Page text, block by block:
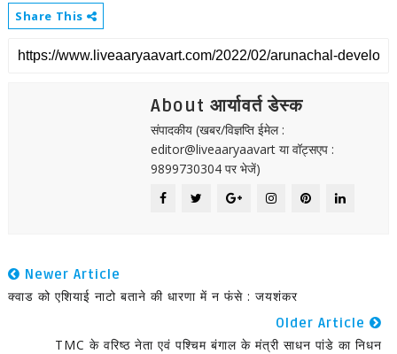
Share This
About आर्यावर्त डेस्क
संपादकीय (खबर/विज्ञप्ति ईमेल :
editor@liveaaryaavart या वॉट्सएप :
9899730304 पर भेजें)
Newer Article
क्वाड को एशियाई नाटो बताने की धारणा में न फंसे : जयशंकर
Older Article
TMC के वरिष्ठ नेता एवं पश्चिम बंगाल के मंत्री साधन पांडे का निधन